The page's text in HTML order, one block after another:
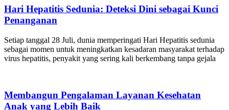
Hari Hepatitis Sedunia: Deteksi Dini sebagai Kunci
Penanganan
Setiap tanggal 28 Juli, dunia memperingati Hari Hepatitis sedunia
sebagai momen untuk meningkatkan kesadaran masyarakat terhadap
virus hepatitis, penyakit yang sering kali berkembang tanpa gejala
Membangun Pengalaman Layanan Kesehatan
Anak yang Lebih Baik